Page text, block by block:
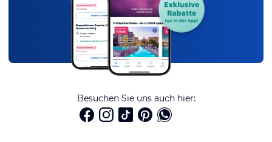
Besuchen Sie uns auch hier: